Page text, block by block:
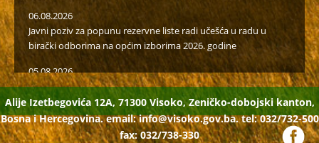
06.08.2026
Javni poziv za popunu rezervne liste radi učešća u radu u
birački odborima na općim izborima 2026. godine
05.08.2026
Isplaćena novčana podrška za II kvartal proizvođačima
mlijeka i organske proizvodnje
04.08.2026
Alije Izetbegovića 12A, 71300 Visoko, Zeničko-dobojski kanton,
Bosna i Hercegovina. email:info@visoko.gov.ba.tel: 032/732-500
fax: 032/738-330